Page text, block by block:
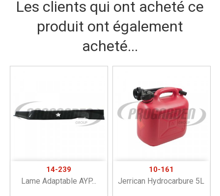
Les clients qui ont acheté ce
produit ont également
acheté...
14-239
Lame Adaptable AYP...
10-161
Jerrican Hydrocarbure 5L